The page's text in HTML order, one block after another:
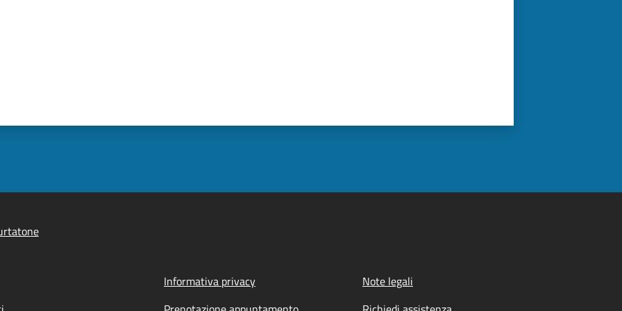
Informativa privacy
Note legali